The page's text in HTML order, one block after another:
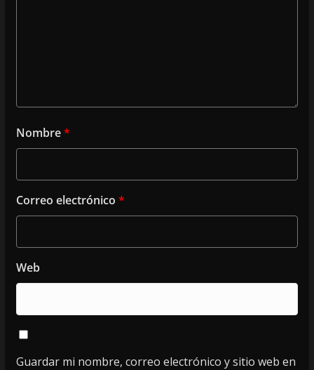
Nombre*
Correo electrónico *
Web
Guardar mi nombre, correo electrónico y sitio web en